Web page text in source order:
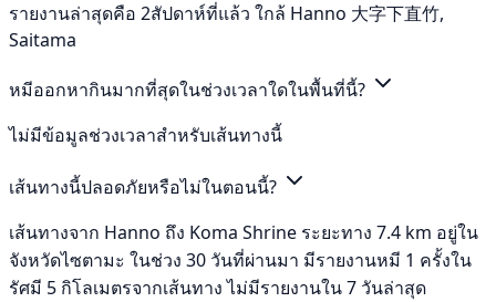
รายงานล่าสุดคือ 2สัปดาห์ที่แล้ว ใกล้ Hanno 大字下直竹,
Saitama
หมีออกหากินมากที่สุดในช่วงเวลาใดในพื้นที่นี้?
ไม่มีข้อมูลช่วงเวลาสำหรับเส้นทางนี้
เส้นทางนี้ปลอดภัยหรือไม่ในตอนนี้?
เส้นทางจาก Hanno ถึง Koma Shrine ระยะทาง 7.4 km อยู่ใน
จังหวัดไซตามะ ในช่วง 30 วันที่ผ่านมา มีรายงานหมี 1 ครั้งใน
รัศมี 5 กิโลเมตรจากเส้นทาง ไม่มีรายงานใน 7 วันล่าสุด